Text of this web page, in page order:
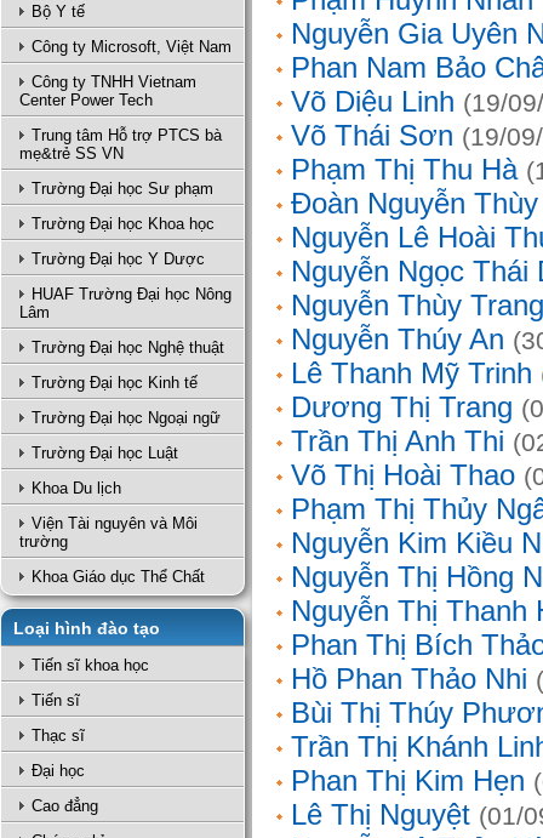
Bộ Y tế
Công ty Microsoft, Việt Nam
Công ty TNHH Vietnam
Center Power Tech
Trung tâm Hỗ trợ PTCS bà
mẹ&trẻ SS VN
Trường Đại học Sư phạm
Trường Đại học Khoa học
Trường Đại học Y Dược
HUAF Trường Đại học Nông
Lâm
Trường Đại học Nghệ thuật
Trường Đại học Kinh tế
Trường Đại học Ngoại ngữ
Trường Đại học Luật
Khoa Du lịch
Viện Tài nguyên và Môi
trường
Khoa Giáo dục Thể Chất
Loại hình đào tạo
Tiến sĩ khoa học
Tiến sĩ
Thạc sĩ
Đại học
Cao đẳng
Nguyễn Gia Uyên
Phan Nam Bảo
Võ Diệu Linh (19/
Võ Thái Sơn (19/
Phạm Thị Thu Hà
Đoàn Nguyễn
Nguyễn Lê Hoài
Nguyễn Ngọc Thái
Nguyễn Thùy Trang
Nguyễn Thúy An
Lê Thanh Mỹ Trinh
Dương Thị Trang
Trần Thị Anh Thi
Võ Thị Hoài Thao
Phạm Thị Thủy
Nguyễn Kim Kiều
Nguyễn Thị Hồng
Nguyễn Thị Thanh
Phan Thị Bích
Hồ Phan Thảo Nhi
Bùi Thị Thúy
Trần Thị Khánh
Phan Thị Kim Hẹn
Lê Thị Nguyệt (01/